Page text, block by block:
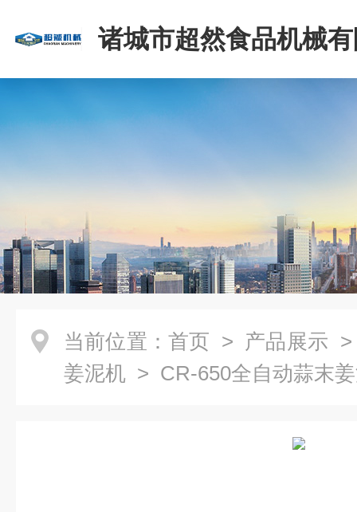
诸城市超然食品机械
当前位置： 首页 > 产品展示
姜泥机 > CR-650全自动蒜末